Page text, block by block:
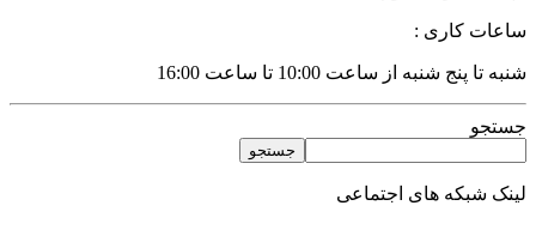
ساعات کاری :
شنبه تا پنج شنبه از ساعت 10:00 تا ساعت 16:00
جستجو
جستجو
لینک شبکه های اجتماعی